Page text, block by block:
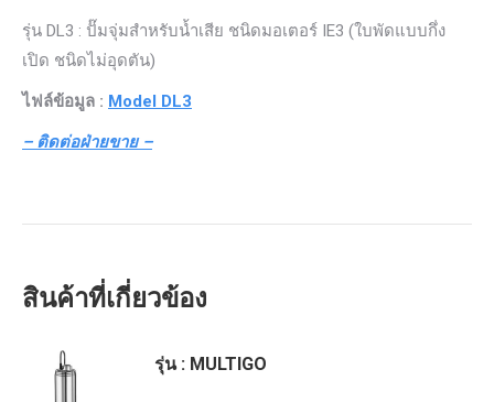
รุ่น DL3 : ปั๊มจุ่มสำหรับน้ำเสีย ชนิดมอเตอร์ IE3 (ใบพัดแบบกึ่ง
เปิด ชนิดไม่อุดตัน)
ไฟล์ข้อมูล : Model DL3
– ติดต่อฝ่ายขาย –
สินค้าที่เกี่ยวข้อง
รุ่น : MULTIGO